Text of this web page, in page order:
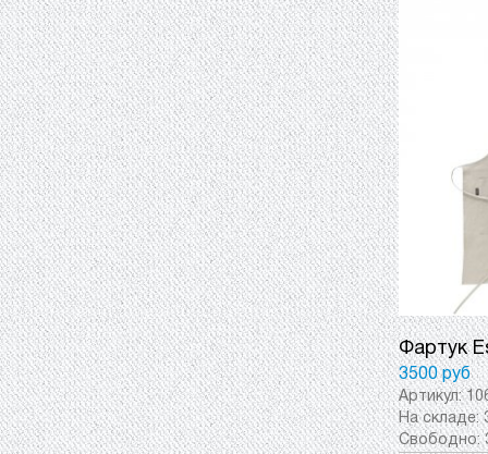
Фартук
3500 руб
Артикул:
На складе:
Свободно: